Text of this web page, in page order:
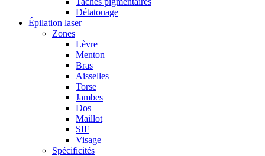
Détatouage
Épilation laser
Zones
Lèvre
Menton
Bras
Aisselles
Torse
Jambes
Dos
Maillot
SIF
Visage
Spécificités